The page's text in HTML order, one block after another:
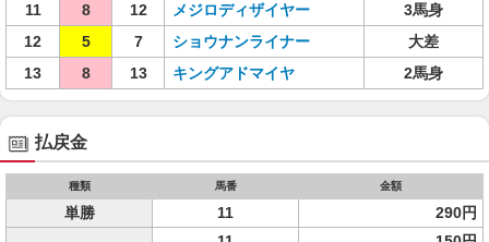
11
8 12 メジロディザイヤー
3馬身
12
5 7 ショウナンライナー
大差
13
8 13 キングアドマイヤ 2馬身
払戻金
種類 馬番 金額
単勝 11 290円